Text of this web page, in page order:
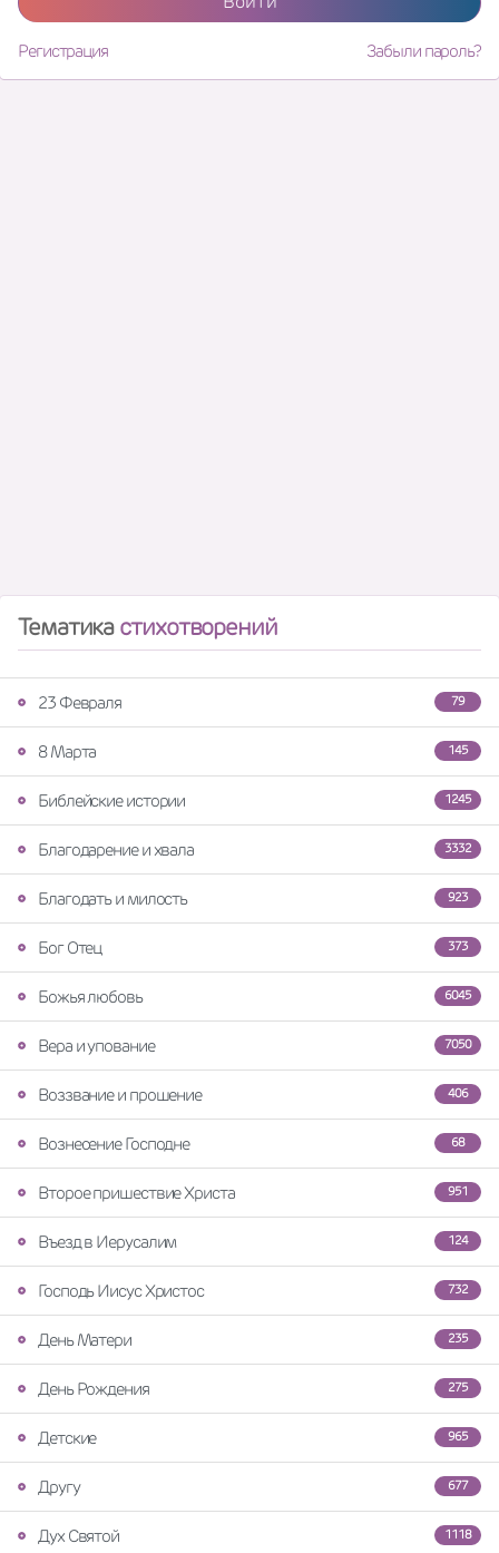
Регистрация Забыли пароль?
Тематикастихотворений
79
23 Февраля
145
8 Марта
1245
Библейские истории
3332
Благодарение и хвала
923
Благодать и милость
373
Бог Отец
6045
Божья любовь
7050
Вера и упование
406
Воззвание и прошение
68
Вознесение Господне
951
Второе пришествие Христа
124
Въезд в Иерусалим
732
Господь Иисус Христос
235
День Матери
275
День Рождения
965
Детские
677
Другу
1118
Дух Святой